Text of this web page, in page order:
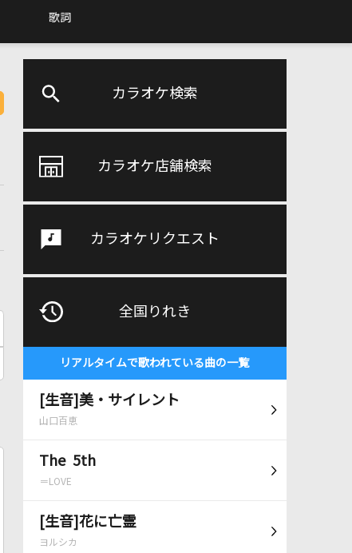
歌詞
カラオケ検索
カラオケ店舗検索
カラオケリクエスト
全国りれき
リアルタイムで歌われている曲の一覧
[生音]美・サイレント
山口百恵
The 5th
＝LOVE
[生音]花に亡霊
ヨルシカ